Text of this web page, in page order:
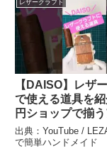
レザークラフト
【DAISO】レザ
で使える道具を
円ショップで揃
#レザークラフト
メイド #shorts –
出典：YouTube /
で簡単ハンドメイド